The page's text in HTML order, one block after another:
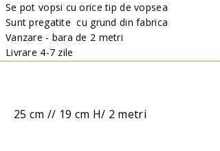
Se pot vopsi cu orice tip de vopsea
Sunt pregatite cu grund din fabrica
Vanzare - bara de 2 metri
Livrare 4-7 zile
25 cm // 19 cm H/ 2 metri